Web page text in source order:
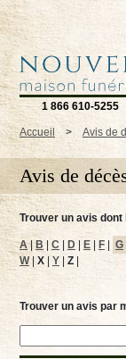
1 866 610-5255
Accueil > Avis de
Avis de
Trouver un avis dont
A B C D E F G
W
X Y Z
Trouver un avis par